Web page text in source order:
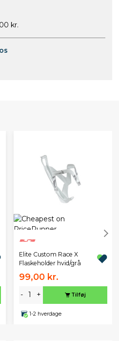
kr.
Elite Custom Race X
Flaskeholder hvid/grå
99,00 kr.
- + Tilføj
1-2 hverdage